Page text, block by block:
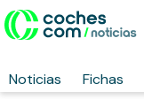
Noticias Fichas